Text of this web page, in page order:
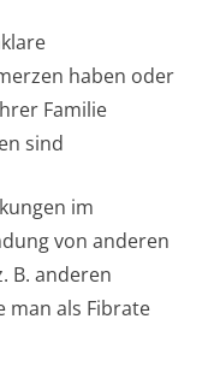
haben oder
Familie
sind
im
von anderen
B. anderen
man als Fibrate